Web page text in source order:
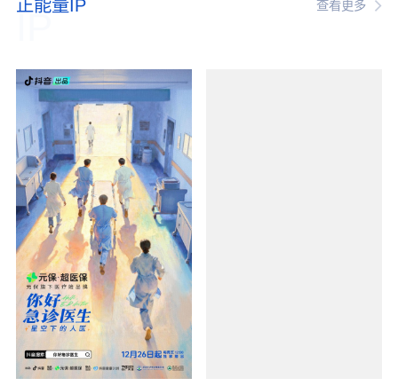
IP
正能量IP 查看更多